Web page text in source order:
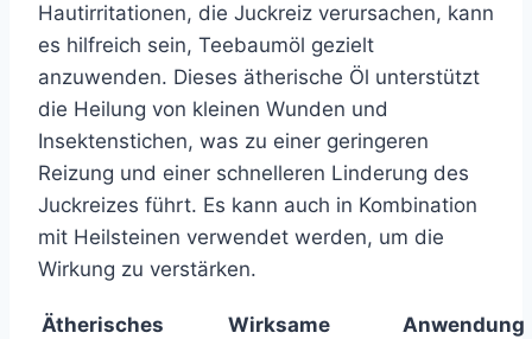
Hautirritationen, die Juckreiz verursachen, kann
es hilfreich sein, Teebaumöl gezielt
anzuwenden. Dieses ätherische Öl unterstützt
die Heilung von kleinen Wunden und
Insektenstichen, was zu einer geringeren
Reizung und einer schnelleren Linderung des
Juckreizes führt. Es kann auch in Kombination
mit Heilsteinen verwendet werden, um die
Wirkung zu verstärken.
Ätherisches
Wirksame
Anwendung